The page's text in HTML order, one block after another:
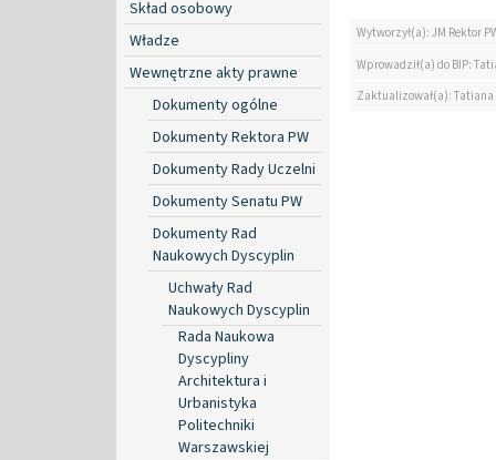
Skład osobowy
Władze
Wewnętrzne akty prawne
Dokumenty ogólne
Dokumenty Rektora PW
Dokumenty Rady Uczelni
Dokumenty Senatu PW
Dokumenty Rad
Naukowych Dyscyplin
Uchwały Rad
Naukowych Dyscyplin
Rada Naukowa
Dyscypliny
Architektura i
Urbanistyka
Politechniki
Warszawskiej
Wytworzył(a): JM Rektor
Wprowadził(a) do BIP:
Zaktualizował(a):